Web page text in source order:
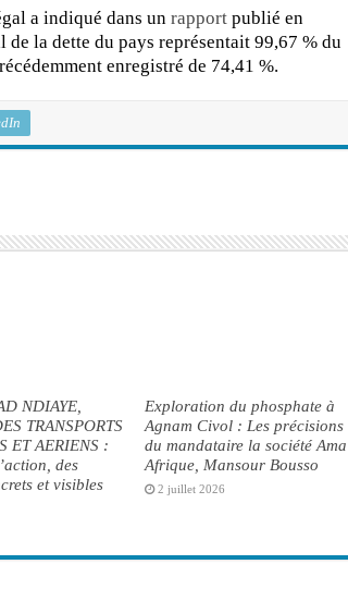
a indiqué dans un rapportpublié en
la dette du pays représentait 99,67 % du
enregistré de 74,41 %.
NDIAYE,
TRANSPORTS
ET AERIENS :
des
et visibles
Exploration du phosphate à
Agnam Civol : Les précisions
du mandataire la société Ama
Afrique, Mansour Bousso
2 juillet 2026